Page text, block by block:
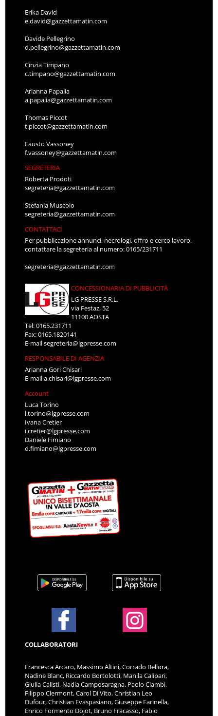
Erika David
e.david@gazzettamatin.com
Davide Pellegrino
d.pellegrino@gazzettamatin.com
Cinzia Timpano
c.timpano@gazzettamatin.com
Arianna Papalia
a.papalia@gazzettamatin.com
Thomas Piccot
t.piccot@gazzettamatin.com
Fausto Vassoney
f.vassoney@gazzettamatin.com
SEGRETERIA
Roberta Prodoti
segreteria@gazzettamatin.com
Stefania Muscolo
segreteria@gazzettamatin.com
CONTATTACI
Per pubblicazione annunci, necrologi, offro e cerco lavoro,
contattare la segreteria al numero: 0165/231711
segreteria@gazzettamatin.com
CONCESSIONARIA DI PUBBLICITÀ
LG PRESSE S.R.L.
via Festaz, 52
11100 AOSTA
Tel: 0165.231711
Fax: 0165.1820141
E-mailsegreteria@lgpresse.com
RESPONSABILE DI AGENZIA
Arianna Gori Chisari
E-maila.chisari@lgpresse.com
Account
Luca Torino
l.torino@lgpresse.com
Ivana Cretier
i.cretier@lgpresse.com
Daniele Fimiano
d.fimiano@lgpresse.com
COLLABORATORI
Francesca Arcaro, Massimo Altini, Corrado Bellora,
Nadine Blanc, Riccardo Bortolotti, Manila Calipari,
Giulia Calisti, Nadia Camposaragna, Paolo Ciambi,
Filippo Clermont, Carol Di Vito, Christian Leo
Dufour, Christian Evaspasiano, Giuseppe Farinella,
Enrico Formento Dojot, Bruno Fracasso, Fabio